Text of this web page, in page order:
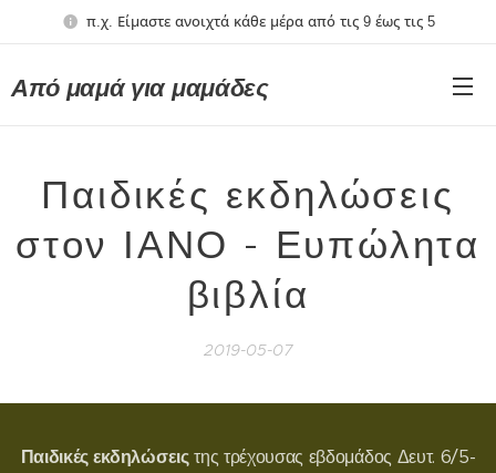
π.χ. Είμαστε ανοιχτά κάθε μέρα από τις 9 έως τις 5
Από μαμά για μαμάδες
Παιδικές εκδηλώσεις
στον ΙΑΝΟ - Ευπώλητα
βιβλία
2019-05-07
Παιδικέςεκδηλώσειςτης τρέχουσας εβδομάδος Δευτ. 6/5-